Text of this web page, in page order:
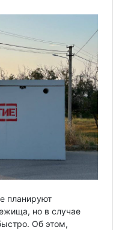
планируют
но в случае
Об этом,